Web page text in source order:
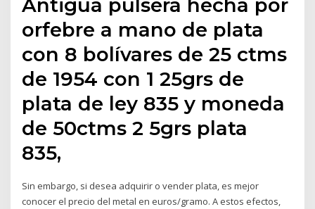
Antigua pulsera hecha por
orfebre a mano de plata
con 8 bolívares de 25 ctms
de 1954 con 1 25grs de
plata de ley 835 y moneda
de 50ctms 2 5grs plata
835,
Sin embargo, si desea adquirir o vender plata, es mejor
conocer el precio del metal en euros/gramo. A estos efectos,